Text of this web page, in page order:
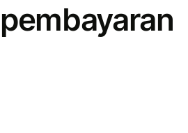
pembayaran